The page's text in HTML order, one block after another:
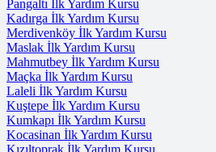
Pangaltı İlk Yardım Kursu
Kadırga İlk Yardım Kursu
Merdivenköy İlk Yardım Kursu
Maslak İlk Yardım Kursu
Mahmutbey İlk Yardım Kursu
Maçka İlk Yardım Kursu
Laleli İlk Yardım Kursu
Kuştepe İlk Yardım Kursu
Kumkapı İlk Yardım Kursu
Kocasinan İlk Yardım Kursu
Kızıltoprak İlk Yardım Kursu